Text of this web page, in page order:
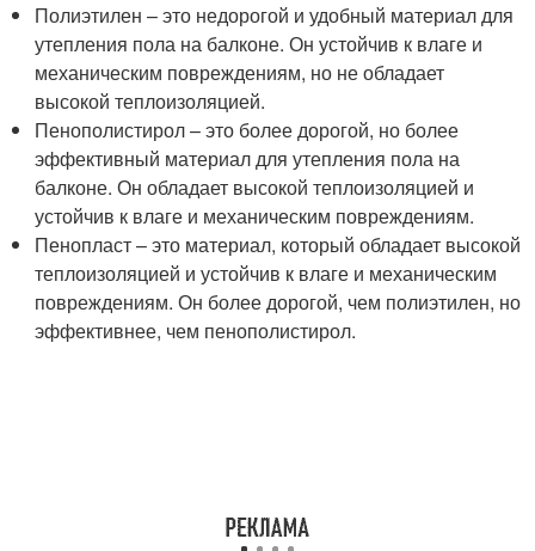
Полиэтилен – это недорогой и удобный материал для
утепления пола на балконе. Он устойчив к влаге и
механическим повреждениям, но не обладает
высокой теплоизоляцией.
Пенополистирол – это более дорогой, но более
эффективный материал для утепления пола на
балконе. Он обладает высокой теплоизоляцией и
устойчив к влаге и механическим повреждениям.
Пенопласт – это материал, который обладает высокой
теплоизоляцией и устойчив к влаге и механическим
повреждениям. Он более дорогой, чем полиэтилен, но
эффективнее, чем пенополистирол.